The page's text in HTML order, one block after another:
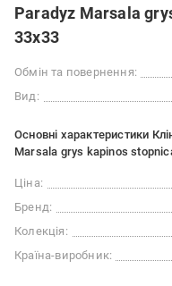
Paradyz Marsala
33x33
Обмін та повернення:
Вид:
Основні характеристики
Marsala grys kapinos
Ціна:
Бренд:
Колекція:
Країна-виробник: